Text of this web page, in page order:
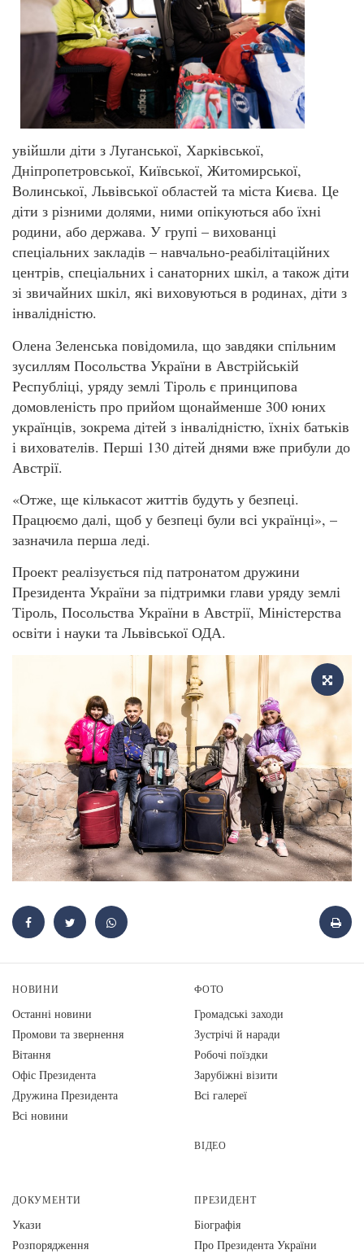
увійшли діти з Луганської, Харківської,
Дніпропетровської, Київської, Житомирської,
Волинської, Львівської областей та міста Києва. Це
діти з різними долями, ними опікуються або їхні
родини, або держава. У групі – вихованці
спеціальних закладів – навчально-реабілітаційних
центрів, спеціальних і санаторних шкіл, а також діти
зі звичайних шкіл, які виховуються в родинах, діти з
інвалідністю.
Олена Зеленська повідомила, що завдяки спільним
зусиллям Посольства України в Австрійській
Республіці, уряду землі Тіроль є принципова
домовленість про прийом щонайменше 300 юних
українців, зокрема дітей з інвалідністю, їхніх батьків
і вихователів. Перші 130 дітей днями вже прибули до
Австрії.
«Отже, ще кількасот життів будуть у безпеці.
Працюємо далі, щоб у безпеці були всі українці», –
зазначила перша леді.
Проект реалізується під патронатом дружини
Президента України за підтримки глави уряду землі
Тіроль, Посольства України в Австрії, Міністерства
освіти і науки та Львівської ОДА.
НОВИНИ
Останні новини
Промови та звернення
Вiтання
Офіс Президента
Дружина Президента
Всі новини
ФОТО
Громадські заходи
Зустрічі й наради
Робочі поїздки
Зарубіжні візити
Всі галереї
ВІДЕО
ДОКУМЕНТИ
Укази
Розпорядження
ПРЕЗИДЕНТ
Біографія
Про Президента України